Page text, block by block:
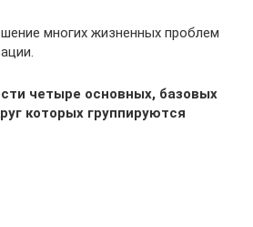
многих жизненных проблем
четыре основных, базовых
которых группируются